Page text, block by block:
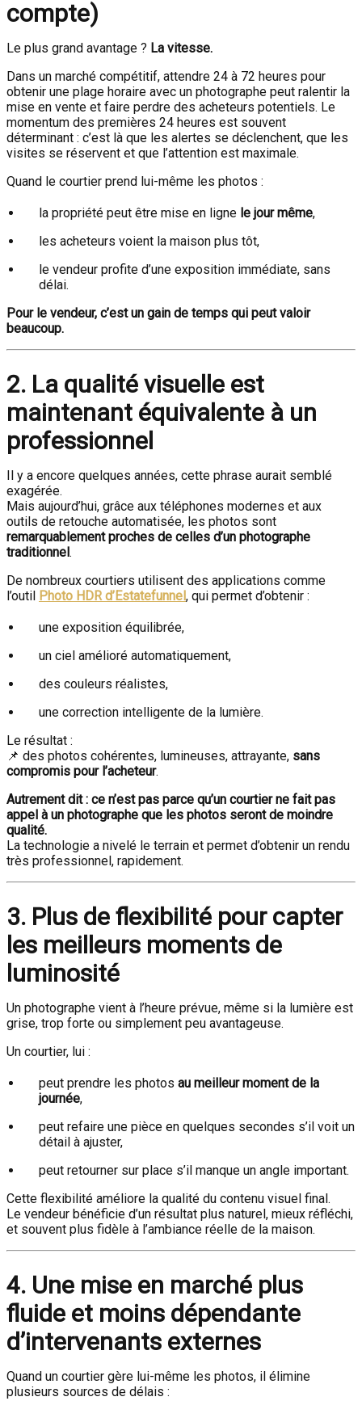
compte)
Le plus grand avantage ? La vitesse.
Dans un marché compétitif, attendre 24 à 72 heures pour
obtenir une plage horaire avec un photographe peut ralentir la
mise en vente et faire perdre des acheteurs potentiels. Le
momentum des premières 24 heures est souvent
déterminant : c’est là que les alertes se déclenchent, que les
visites se réservent et que l’attention est maximale.
Quand le courtier prend lui-même les photos :
la propriété peut être mise en ligne le jour même,
les acheteurs voient la maison plus tôt,
le vendeur profite d’une exposition immédiate, sans
délai.
Pour le vendeur, c’est un gain de temps qui peut valoir
beaucoup.
2. La qualité visuelle est
maintenant équivalente à un
professionnel
Il y a encore quelques années, cette phrase aurait semblé
exagérée.
Mais aujourd’hui, grâce aux téléphones modernes et aux
outils de retouche automatisée, les photos sont
remarquablement proches de celles d’un photographe
traditionnel .
De nombreux courtiers utilisent des applications comme
l’outil Photo HDR d’Estatefunnel , qui permet d’obtenir :
une exposition équilibrée,
un ciel amélioré automatiquement,
des couleurs réalistes,
une correction intelligente de la lumière.
Le résultat :
📌 des photos cohérentes, lumineuses, attrayante, sans
compromis pour l’acheteur.
Autrement dit : ce n’est pas parce qu’un courtier ne fait pas
appel à un photographe que les photos seront de moindre
qualité.
La technologie a nivelé le terrain et permet d’obtenir un rendu
très professionnel, rapidement.
3. Plus de flexibilité pour capter
les meilleurs moments de
luminosité
Un photographe vient à l’heure prévue, même si la lumière est
grise, trop forte ou simplement peu avantageuse.
Un courtier, lui :
peut prendre les photos au meilleur moment de la
journée,
peut refaire une pièce en quelques secondes s’il voit un
détail à ajuster,
peut retourner sur place s’il manque un angle important.
Cette flexibilité améliore la qualité du contenu visuel final.
Le vendeur bénéficie d’un résultat plus naturel, mieux réfléchi,
et souvent plus fidèle à l’ambiance réelle de la maison.
4. Une mise en marché plus
fluide et moins dépendante
d’intervenants externes
Quand un courtier gère lui-même les photos, il élimine
plusieurs sources de délais :